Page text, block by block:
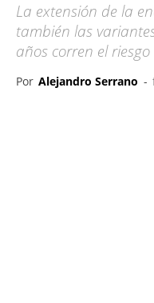
La extensión de la
también las
años corren el
Por Alejandro Serrano -